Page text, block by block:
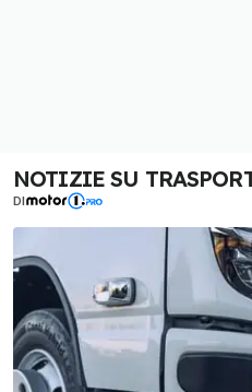
NOTIZIE SU
DI